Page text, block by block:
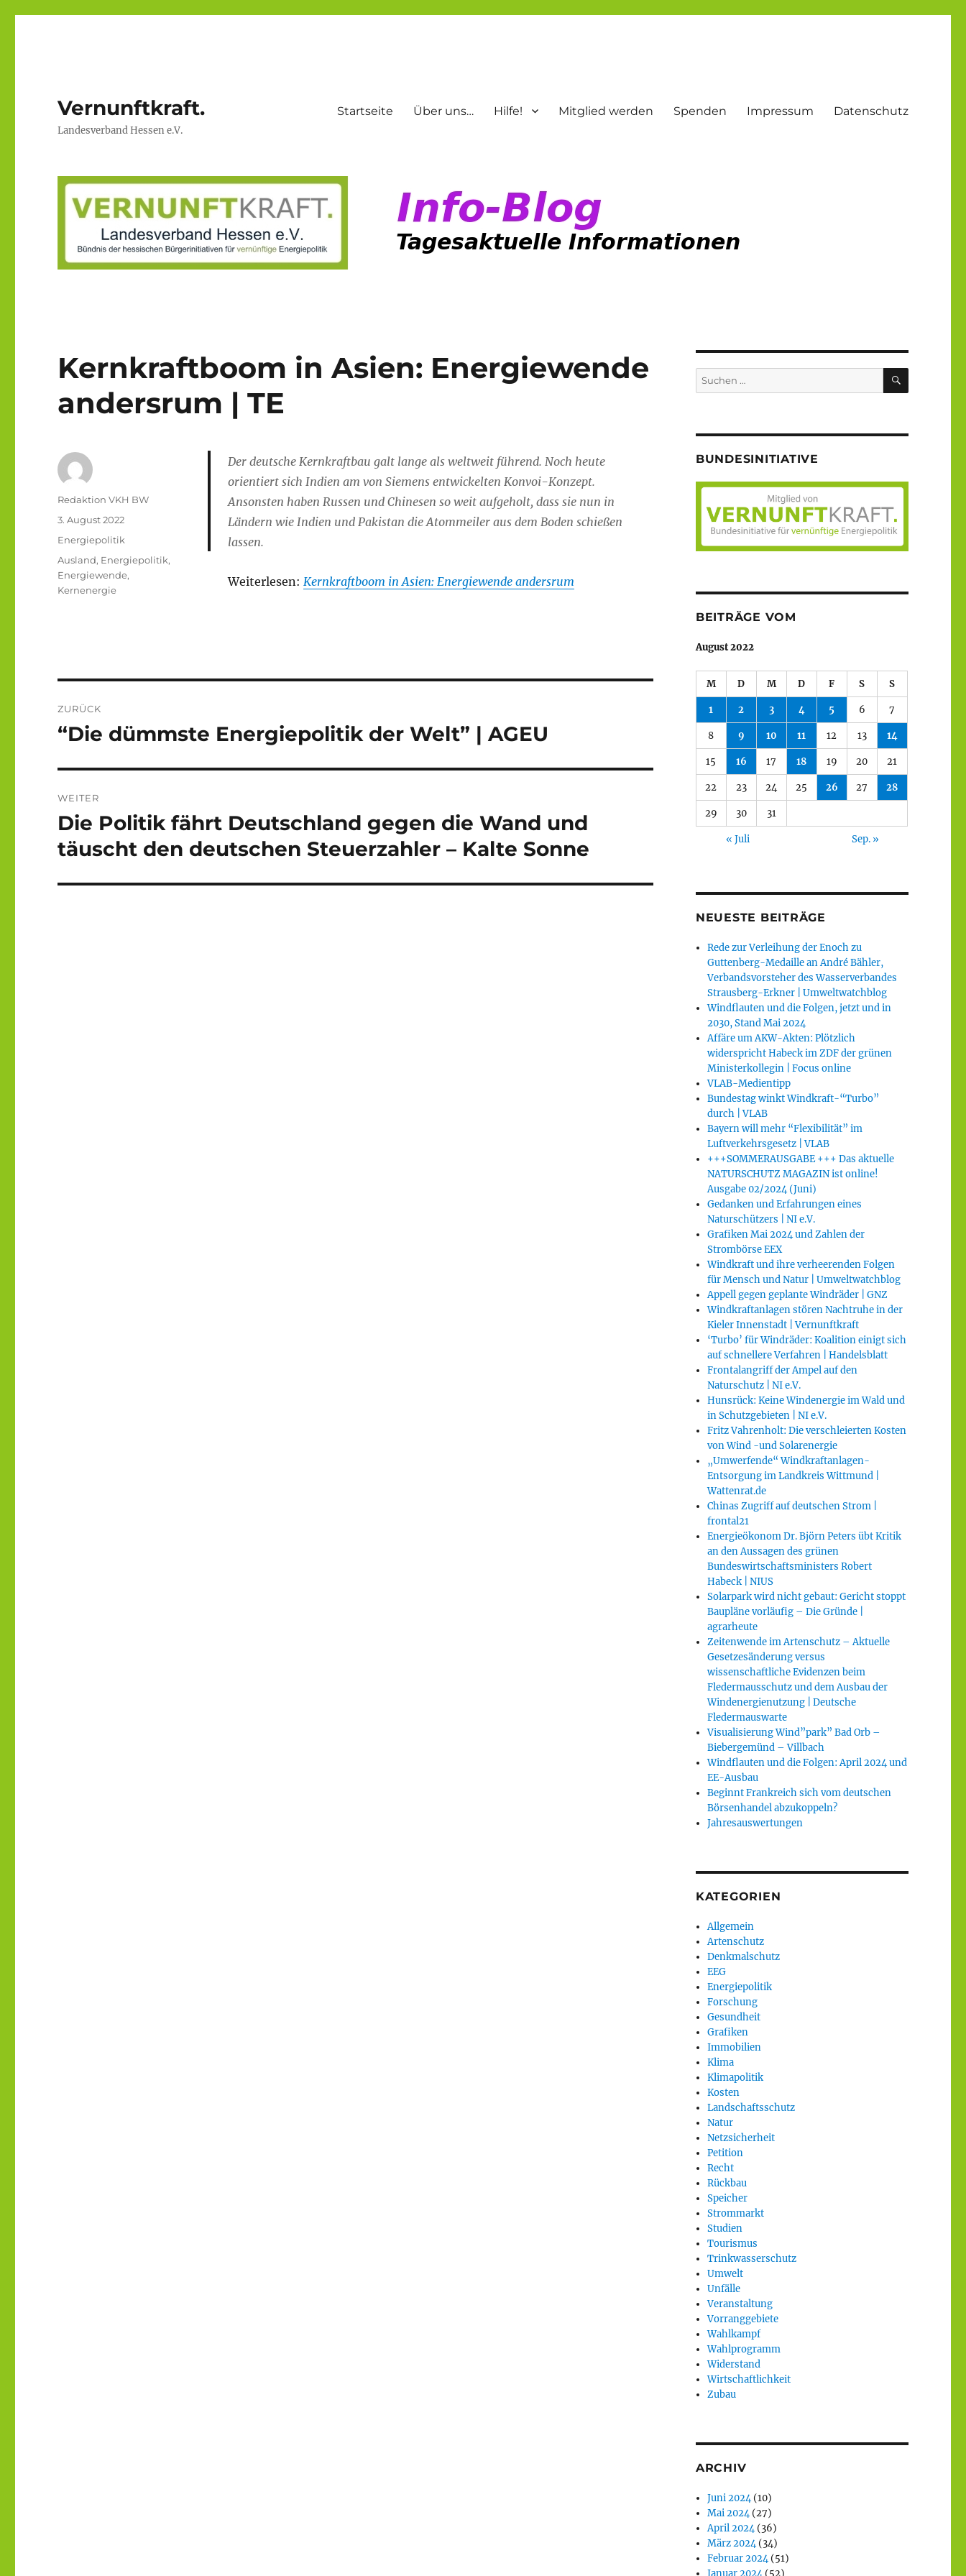
Vernunftkraft.
Landesverband Hessen e.V.
Startseite Über uns… Hilfe! Mitglied werden Spenden Impressum Datenschutz
Kernkraftboom in Asien: Energiewende
andersrum | TE
Der deutsche Kernkraftbau galt lange als weltweit führend. Noch heute
orientiert sich Indien am von Siemens entwickelten Konvoi-Konzept.
Ansonsten haben Russen und Chinesen so weit aufgeholt, dass sie nun in
Ländern wie Indien und Pakistan die Atommeiler aus dem Boden schießen
lassen.
Weiterlesen: Kernkraftboom in Asien: Energiewende andersrum
Autor
Redaktion VKH BW
Veröffentlicht
3. August 2022
Kategorien
Energiepolitik
Schlagwörter
Ausland, Energiepolitik,
Energiewende,
Kernenergie
ZURÜCK
Vorheriger
“Die dümmste Energiepolitik der Welt” | AGEU
WEITER
Nächster
Beitrag:
Die Politik fährt Deutschland gegen die Wand und
täuscht den deutschen Steuerzahler – Kalte Sonne
Suche
nach:
SUCHEN
BUNDESINITIATIVE
BEITRÄGE VOM
August 2022
M D M D F S S
1 2 3 4 5 6 7
8 9 10 11 12 13 14
15 16 17 18 19 20 21
22 23 24 25 26 27 28
29 30 31
« Juli Sep. »
NEUESTE BEITRÄGE
Rede zur Verleihung der Enoch zu
Guttenberg-Medaille an André Bähler,
Verbandsvorsteher des Wasserverbandes
Strausberg-Erkner | Umweltwatchblog
Windflauten und die Folgen, jetzt und in
2030, Stand Mai 2024
Affäre um AKW-Akten: Plötzlich
widerspricht Habeck im ZDF der grünen
Ministerkollegin | Focus online
VLAB-Medientipp
Bundestag winkt Windkraft-“Turbo”
durch | VLAB
Bayern will mehr “Flexibilität” im
Luftverkehrsgesetz | VLAB
+++SOMMERAUSGABE +++ Das aktuelle
NATURSCHUTZ MAGAZIN ist online!
Ausgabe 02/2024 (Juni)
Gedanken und Erfahrungen eines
Naturschützers | NI e.V.
Grafiken Mai 2024 und Zahlen der
Strombörse EEX
Windkraft und ihre verheerenden Folgen
für Mensch und Natur | Umweltwatchblog
Appell gegen geplante Windräder | GNZ
Windkraftanlagen stören Nachtruhe in der
Kieler Innenstadt | Vernunftkraft
‘Turbo’ für Windräder: Koalition einigt sich
auf schnellere Verfahren | Handelsblatt
Frontalangriff der Ampel auf den
Naturschutz | NI e.V.
Hunsrück: Keine Windenergie im Wald und
in Schutzgebieten | NI e.V.
Fritz Vahrenholt: Die verschleierten Kosten
von Wind -und Solarenergie
„Umwerfende“ Windkraftanlagen-
Entsorgung im Landkreis Wittmund |
Wattenrat.de
Chinas Zugriff auf deutschen Strom |
frontal21
Energieökonom Dr. Björn Peters übt Kritik
an den Aussagen des grünen
Bundeswirtschaftsministers Robert
Habeck | NIUS
Solarpark wird nicht gebaut: Gericht stoppt
Baupläne vorläufig – Die Gründe |
agrarheute
Zeitenwende im Artenschutz – Aktuelle
Gesetzesänderung versus
wissenschaftliche Evidenzen beim
Fledermausschutz und dem Ausbau der
Windenergienutzung | Deutsche
Fledermauswarte
Visualisierung Wind”park” Bad Orb –
Biebergemünd – Villbach
Windflauten und die Folgen: April 2024 und
EE-Ausbau
Beginnt Frankreich sich vom deutschen
Börsenhandel abzukoppeln?
Jahresauswertungen
KATEGORIEN
Allgemein
Artenschutz
Denkmalschutz
EEG
Energiepolitik
Forschung
Gesundheit
Grafiken
Immobilien
Klima
Klimapolitik
Kosten
Landschaftsschutz
Natur
Netzsicherheit
Petition
Recht
Rückbau
Speicher
Strommarkt
Studien
Tourismus
Trinkwasserschutz
Umwelt
Unfälle
Veranstaltung
Vorranggebiete
Wahlkampf
Wahlprogramm
Widerstand
Wirtschaftlichkeit
Zubau
ARCHIV
Juni 2024(10)
Mai 2024(27)
April 2024(36)
März 2024(34)
Februar 2024(51)